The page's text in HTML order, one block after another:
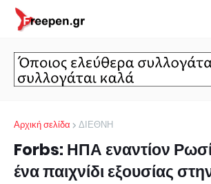
Αρχική σελίδα ΔΙΕΘΝΗ
Forbs: ΗΠΑ εναντίον
ένα παιχνίδι εξουσίας